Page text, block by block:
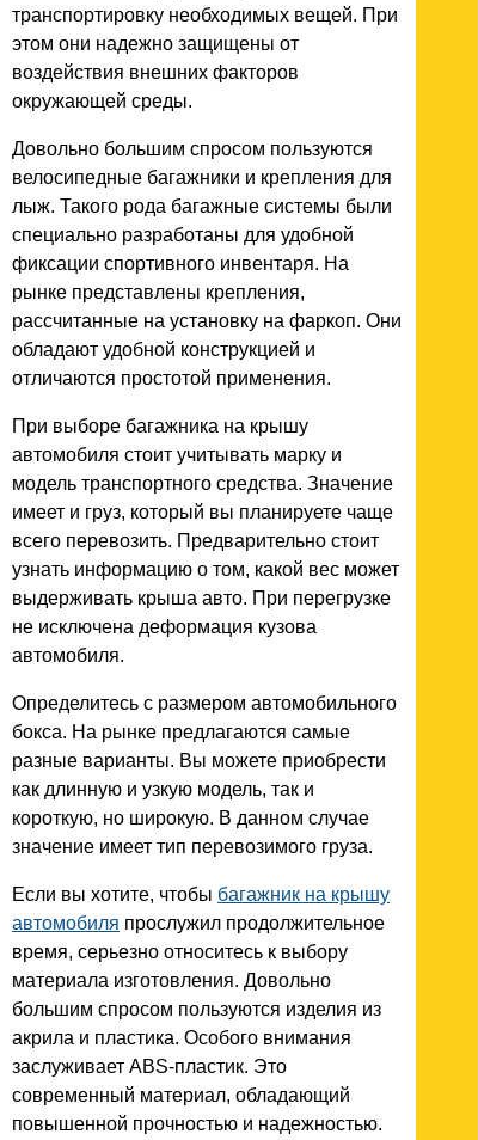
транспортировку необходимых вещей. При
этом они надежно защищены от
воздействия внешних факторов
окружающей среды.
Довольно большим спросом пользуются
велосипедные багажники и крепления для
лыж. Такого рода багажные системы были
специально разработаны для удобной
фиксации спортивного инвентаря. На
рынке представлены крепления,
рассчитанные на установку на фаркоп. Они
обладают удобной конструкцией и
отличаются простотой применения.
При выборе багажника на крышу
автомобиля стоит учитывать марку и
модель транспортного средства. Значение
имеет и груз, который вы планируете чаще
всего перевозить. Предварительно стоит
узнать информацию о том, какой вес может
выдерживать крыша авто. При перегрузке
не исключена деформация кузова
автомобиля.
Определитесь с размером автомобильного
бокса. На рынке предлагаются самые
разные варианты. Вы можете приобрести
как длинную и узкую модель, так и
короткую, но широкую. В данном случае
значение имеет тип перевозимого груза.
Если вы хотите, чтобы багажник на крышу
автомобиля прослужил продолжительное
время, серьезно относитесь к выбору
материала изготовления. Довольно
большим спросом пользуются изделия из
акрила и пластика. Особого внимания
заслуживает ABS-пластик. Это
современный материал, обладающий
повышенной прочностью и надежностью.